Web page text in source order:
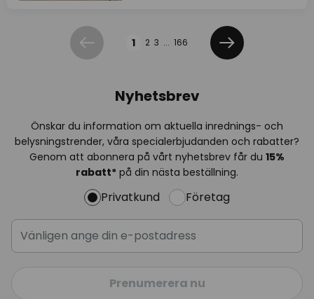
Föregående
1 2 3 ... 166
Nästa
Nyhetsbrev
Önskar du information om aktuella inrednings- och
belysningstrender, våra specialerbjudanden och rabatter?
Genom att abonnera på vårt nyhetsbrev får du 15%
rabatt* på din nästa beställning.
Privatkund Företag
Prenumerera nu